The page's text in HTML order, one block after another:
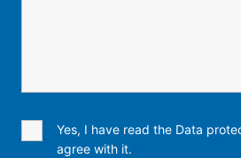
Yes, I have read the Data
agree with it.